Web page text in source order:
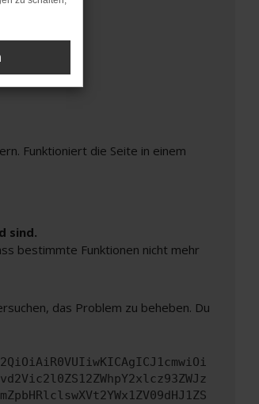
Funktioniert die Seite in einem
sind.
bestimmte Funktionen nicht mehr
das Problem zu beheben. Du